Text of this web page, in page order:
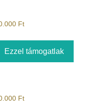
Ft
Ezzel támogatlak
Ft